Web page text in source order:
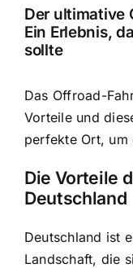
Der ultimative
Ein Erlebnis,
sollte
Das Offroad-
Vorteile und
perfekte Ort, um
Die Vorteile
Deutschland
Deutschland ist
Landschaft, die